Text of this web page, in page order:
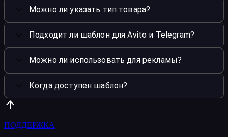
Можно ли указать тип товара?
Подходит ли шаблон для Avito и Telegram?
Можно ли использовать для рекламы?
Когда доступен шаблон?
ПОДДЕРЖКА